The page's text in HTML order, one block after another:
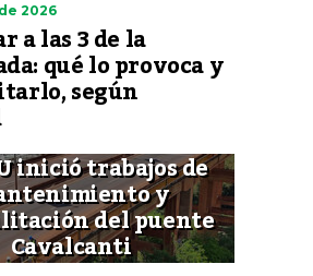
2026
a las 3 de la
qué lo provoca y
según
inició trabajos de
y
del puente
Cavalcanti